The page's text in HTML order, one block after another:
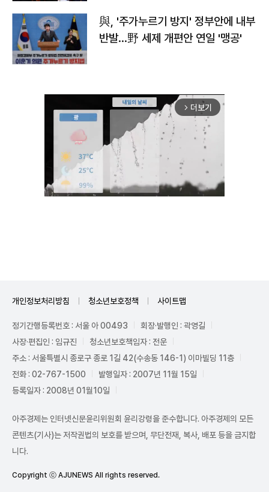
與, '주가누르기 방지' 정부안에 내부
반발…野 세제 개편안 연일 '맹공'
arrow_forward_ios 더보기
개인정보처리방침 청소년보호정책 사이트맵
정기간행등록번호 : 서울 아 00493
회장·발행인 : 곽영길
사장·편집인 : 임규진
청소년보호책임자 : 전운
주소 : 서울특별시 종로구 종로 1길 42(수송동 146-1) 이마빌딩 11층
전화 : 02-767-1500
발행일자 : 2007년 11월 15일
등록일자 : 2008년 01월10일
아주경제는 인터넷신문윤리위원회 윤리강령을 준수합니다. 아주경제의 모든
콘텐츠(기사)는 저작권법의 보호를 받으며, 무단전재, 복사, 배포 등을 금지합
니다.
Copyright ⓒ AJUNEWS All rights reserved.